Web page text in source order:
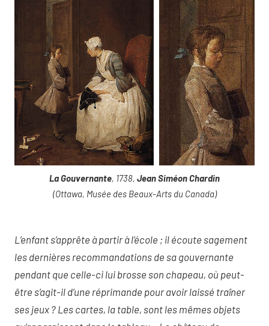
La Gouvernante, 1738, Jean Siméon Chardin
(Ottawa, Musée des Beaux-Arts du Canada)
L’enfant s’apprête à partir à l’école ; il écoute sagement
les dernières recommandations de sa gouvernante
pendant que celle-ci lui brosse son chapeau, où peut-
être s’agit-il d’une réprimande pour avoir laissé traîner
ses jeux ? Les cartes, la table, sont les mêmes objets